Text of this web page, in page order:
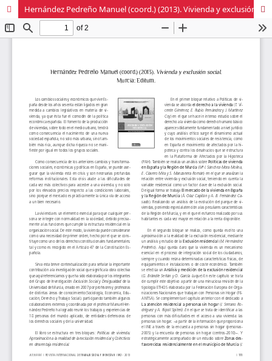
Hernández Pedreño Manuel (coord.) (2013). Vivienda y exclusión social. Murcia: Editum